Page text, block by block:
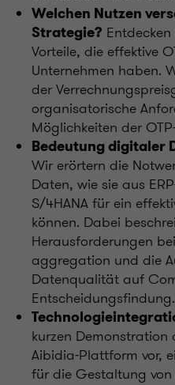
Welchen Nutzen
Strategie?
Vorteile, die effektive
Unternehmen haben.
der
organisatorische
Möglichkeiten der
Bedeutung digitaler
Wir erörtern die
Daten, wie sie aus
S/4HANA für ein
können. Dabei
Herausforderungen
aggregation und die
Datenqualität auf
Entscheidungsfindung.
kurzen Demonstration
Aibidia-Plattform vor,
für die Gestaltung von